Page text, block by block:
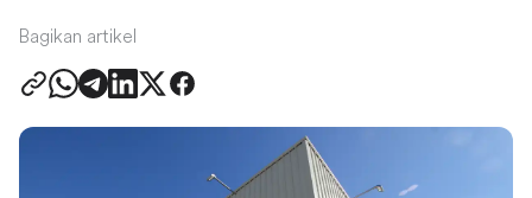
Bagikan artikel